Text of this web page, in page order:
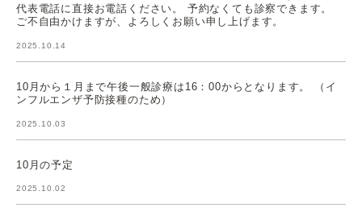
代表電話に直接お電話ください。 予約なくても診察できます。
ご不自由かけますが、よろしくお願い申し上げます。
2025.10.14
10月から１月まで午後一般診療は16：00からとなります。 （イ
ンフルエンザ予防接種のため）
2025.10.03
10月の予定
2025.10.02